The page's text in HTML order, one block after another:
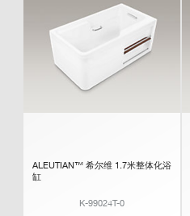
ALEUTIAN™ 希尔维 1.7米整体化浴
缸
K-99024T-0